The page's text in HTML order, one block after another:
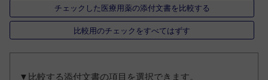
チェックした医療用薬の添付文書を比較する
比較用のチェックをすべてはずす
▼比較する添付文書の項目を選択できます。